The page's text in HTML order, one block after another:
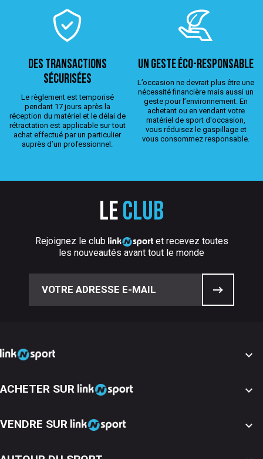
Des transactions
sécurisées
Le règlement est temporisé
pendant 17 jours après la
réception du matériel et le délai de
rétractation est applicable sur tout
achat effectué par un particulier
auprès d’un professionnel.
Un geste éco-responsable
L’occasion ne devrait plus être une
nécessité financière mais aussi un
geste pour l’environnement. En
achetant ou en vendant votre
matériel de sport d'occasion,
vous réduisez le gaspillage et
vous consommez responsable.
Le club
Rejoignez le club
et recevez toutes
les nouveautés avant tout le monde

ACHETER SUR 
VENDRE SUR 